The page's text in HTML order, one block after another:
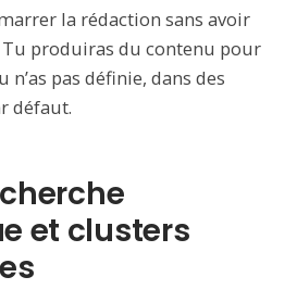
la rédaction sans avoir
produiras du contenu pour
pas définie, dans des
défaut.
et clusters